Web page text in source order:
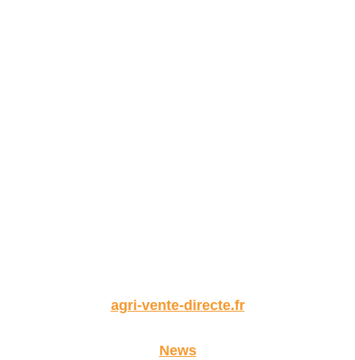
agri-vente-directe.fr
News